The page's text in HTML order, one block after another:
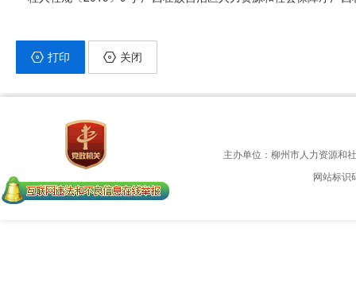
打印 关闭
主办单位：柳州市人力资源和
网站标识